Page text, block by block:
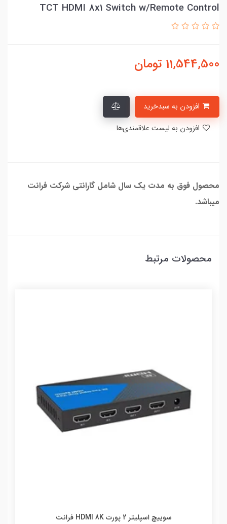
TCT HDMI 8x1 Switch w/Remote Control
11,544,500 تومان
محصول فوق به مدت یک سال شامل گارانتی شرکت فرانت
میباشد.
محصولات مرتبط
سوییچ اسپلیتر 2 پورت HDMI 8K فرانت